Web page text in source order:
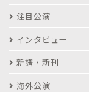
注目公演
インタビュー
新譜・新刊
海外公演